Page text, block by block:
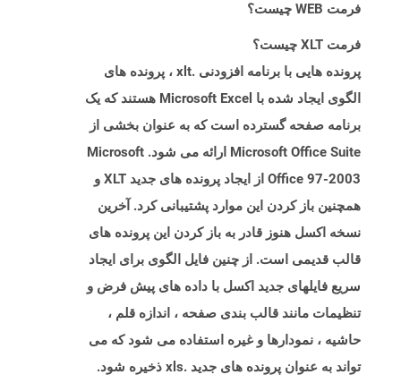
فرمت WEB چیست؟
فرمت XLT چیست؟
پرونده هایی با برنامه افزودنی .xlt ، پرونده های
الگوی ایجاد شده با Microsoft Excel هستند که یک
برنامه صفحه گسترده است که به عنوان بخشی از
Microsoft Office Suite ارائه می شود. Microsoft
Office 97-2003 از ایجاد پرونده های جدید XLT و
همچنین باز کردن این موارد پشتیبانی کرد. آخرین
نسخه اکسل هنوز قادر به باز کردن این پرونده های
قالب قدیمی است. از چنین فایل الگوی برای ایجاد
سریع فایلهای جدید اکسل با داده های پیش فرض و
تنظیمات مانند قالب بندی صفحه ، اندازه قلم ،
حاشیه ، نمودارها و غیره استفاده می شود که می
تواند به عنوان پرونده های جدید .xls ذخیره شود.